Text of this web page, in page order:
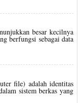
besar kecilnya
berfungsi sebagai data
file) adalah identitas
sistem berkas yang